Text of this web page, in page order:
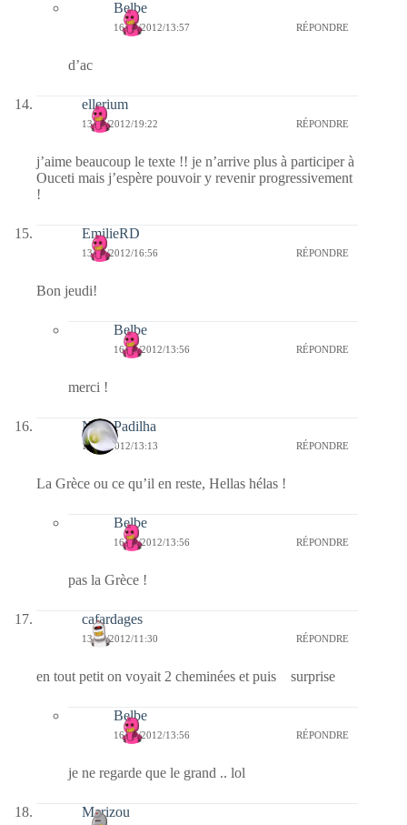
Belbe
16/09/2012/13:57 RÉPONDRE
d’ac
ellerium
13/09/2012/19:22 RÉPONDRE
j’aime beaucoup le texte !! je n’arrive plus à participer à
Ouceti mais j’espère pouvoir y revenir progressivement
!
EmilieRD
13/09/2012/16:56 RÉPONDRE
Bon jeudi!
Belbe
16/09/2012/13:56 RÉPONDRE
merci !
Nina Padilha
13/09/2012/13:13 RÉPONDRE
La Grèce ou ce qu’il en reste, Hellas hélas !
Belbe
16/09/2012/13:56 RÉPONDRE
pas la Grèce !
cafardages
13/09/2012/11:30 RÉPONDRE
en tout petit on voyait 2 cheminées et puis surprise
Belbe
16/09/2012/13:56 RÉPONDRE
je ne regarde que le grand .. lol
Marizou